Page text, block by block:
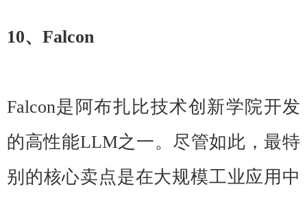
10、Falcon
Falcon是阿布扎比技术创新学院开发
的高性能LLM之一。尽管如此，最特
别的核心卖点是在大规模工业应用中